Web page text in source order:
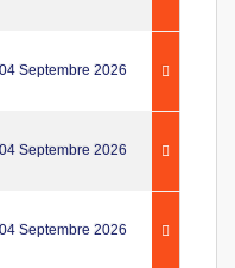
Septembre 2026
Septembre 2026
Septembre 2026